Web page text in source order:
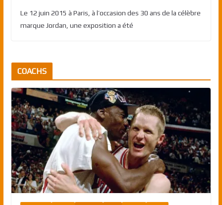
Le 12 juin 2015 à Paris, à l’occasion des 30 ans de la célèbre
marque Jordan, une exposition a été
COACHS